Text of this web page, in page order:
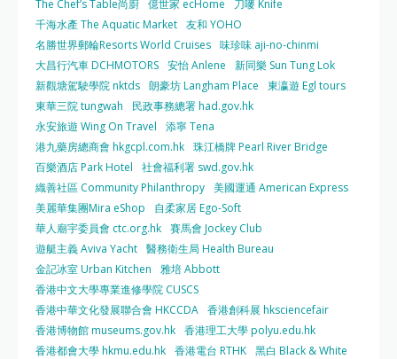
The Chef’s Table尚廚 億世家 ecHome
刀嘜 Knife
千海水產 The Aquatic Market 友和 YOHO
名勝世界郵輪Resorts World Cruises 味珍味 aji-no-chinmi
大昌行汽車 DCHMOTORS 安怡 Anlene
新同樂 Sun Tung Lok
新觀塘駕駛學院 nktds 朗豪坊 Langham Place
東瀛遊 Egl tours
東華三院 tungwah
民政事務總署 had.gov.hk
永安旅遊 Wing On Travel
添寧 Tena
港九藥房總商會 hkgcpl.com.hk 珠江橋牌 Pearl River Bridge
百樂酒店 Park Hotel
社會福利署 swd.gov.hk
織善社區 Community Philanthropy 美國運通 American Express
美麗華集團Mira eShop
自柔家居 Ego-Soft
華人廟宇委員會 ctc.org.hk 賽馬會 Jockey Club
遊艇主義 Aviva Yacht 醫務衛生局 Health Bureau
金記冰室 Urban Kitchen
雅培 Abbott
香港中文大學專業進修學院 CUSCS
香港中華文化發展聯合會 HKCCDA 香港創科展 hksciencefair
香港博物館 museums.gov.hk 香港理工大學 polyu.edu.hk
香港都會大學 hkmu.edu.hk 香港電台 RTHK 黑白 Black & White